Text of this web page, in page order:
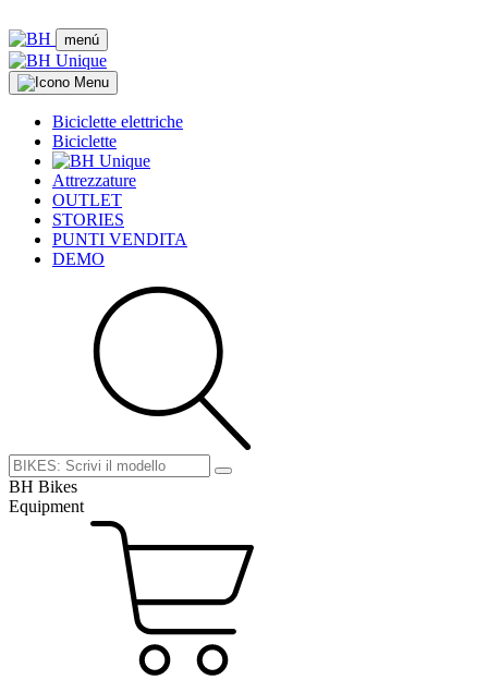
menú
Biciclette elettriche
Biciclette
Attrezzature
OUTLET
STORIES
PUNTI VENDITA
DEMO
BH Bikes
Equipment